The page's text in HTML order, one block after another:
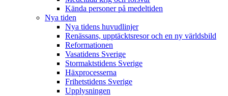
Kända personer på medeltiden
Nya tiden
Nya tidens huvudlinjer
Renässans, upptäcktsresor och en ny världsbild
Reformationen
Vasatidens Sverige
Stormaktstidens Sverige
Häxprocesserna
Frihetstidens Sverige
Upplysningen